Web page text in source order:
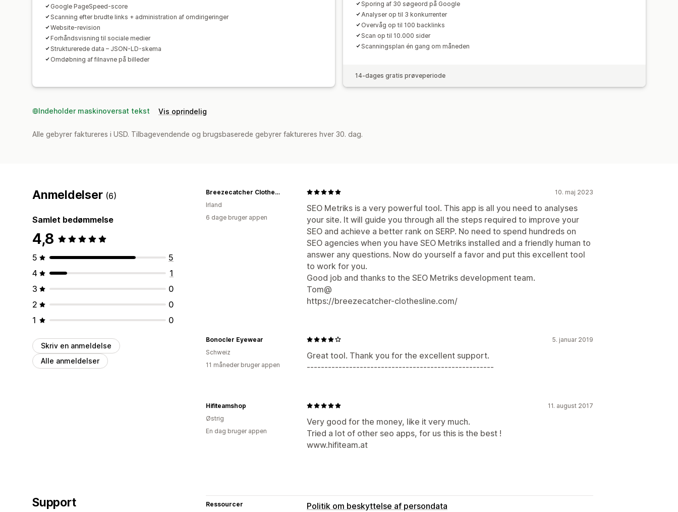
Analyse af link Analyse af indhold Sporing
Konverteringssporing Websitetrafik
Google PageSpeed-score
Scanning efter brudte links + administration af omdirigeringer
Website-revision
Forhåndsvisning til sociale medier
Strukturerede data – JSON-LD-skema
Omdøbning af filnavne på billeder
Sporing af 30 søgeord på Google
Analyser op til 3 konkurrenter
Overvåg op til 100 backlinks
Scan op til 10.000 sider
Scanningsplan én gang om måneden
14-dages gratis prøveperiode
Indeholder maskinoversat tekst Vis oprindelig
Alle gebyrer faktureres i USD. Tilbagevendende og brugsbaserede gebyrer faktureres hver 30. dag.
Anmeldelser (6)
Samlet bedømmelse
4,8
5
5
4
1
3
0
2
0
1
0
Skriv en anmeldelse
Alle anmeldelser
10. maj 2023
SEO Metriks is a very powerful tool. This app is all you need to analyses
your site. It will guide you through all the steps required to improve your
SEO and achieve a better rank on SERP. No need to spend hundreds on
SEO agencies when you have SEO Metriks installed and a friendly human to
answer any questions. Now do yourself a favor and put this excellent tool
to work for you.
Good job and thanks to the SEO Metriks development team.
Tom@
https://breezecatcher-clothesline.com/
Breezecatcher Clothesline Store
Irland
6 dage bruger appen
5. januar 2019
Great tool. Thank you for the excellent support.
-----------------------------------------------------
Bonocler Eyewear
Schweiz
11 måneder bruger appen
11. august 2017
Very good for the money, like it very much.
Tried a lot of other seo apps, for us this is the best !
www.hifiteam.at
Hifiteamshop
Østrig
En dag bruger appen
Support Ressourcer
Politik om beskyttelse af persondata